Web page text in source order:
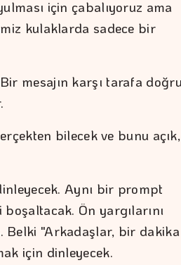
için çabalıyoruz ama
kulaklarda sadece bir
mesajın karşı tarafa doğru
bilecek ve bunu açık,
Aynı bir prompt
Ön yargılarını
Belki "Arkadaşlar, bir dakika
için dinleyecek.